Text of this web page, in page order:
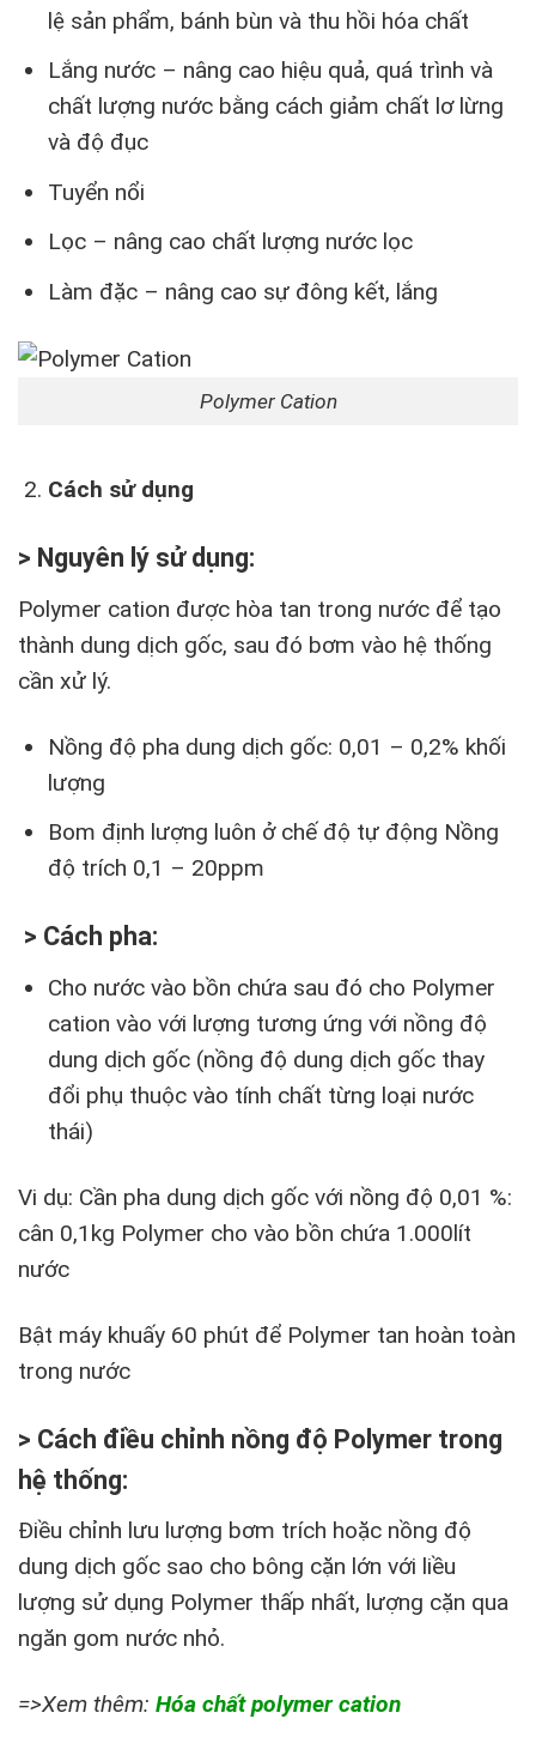
lệ sản phẩm, bánh bùn và thu hồi hóa chất
Lắng nước – nâng cao hiệu quả, quá trình và
chất lượng nước bằng cách giảm chất lơ lừng
và độ đục
Tuyển nổi
Lọc – nâng cao chất lượng nước lọc
Làm đặc – nâng cao sự đông kết, lắng
Polymer Cation
Cách sử dụng
> Nguyên lý sử dụng:
Polymer cation được hòa tan trong nước để tạo
thành dung dịch gốc, sau đó bơm vào hệ thống
cần xử lý.
Nồng độ pha dung dịch gốc: 0,01 – 0,2% khối
lượng
Bom định lượng luôn ở chế độ tự động Nồng
độ trích 0,1 – 20ppm
> Cách pha:
Cho nước vào bồn chứa sau đó cho Polymer
cation vào với lượng tương ứng với nồng độ
dung dịch gốc (nồng độ dung dịch gốc thay
đổi phụ thuộc vào tính chất từng loại nước
thái)
Vi dụ: Cần pha dung dịch gốc với nồng độ 0,01 %:
cân 0,1kg Polymer cho vào bồn chứa 1.000lít
nước
Bật máy khuấy 60 phút để Polymer tan hoàn toàn
trong nước
> Cách điều chỉnh nồng độ Polymer trong
hệ thống:
Điều chỉnh lưu lượng bơm trích hoặc nồng độ
dung dịch gốc sao cho bông cặn lớn với liều
lượng sử dụng Polymer thấp nhất, lượng cặn qua
ngăn gom nước nhỏ.
=>Xem thêm: Hóa chất polymer cation